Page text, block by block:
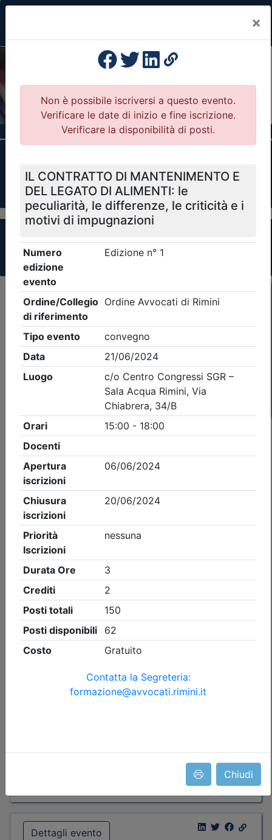
×
Chiudi
Previous
Il portale della formazione per Ordini e
Collegi Professionali
Clicca qui - espandi la sezione dei filtri ricerca
eventi
Criteri di ricerca applicati:
- Tipo Ordine/collegio:Avvocati
Rimini
- Eventi in programma dal
iCal
Dettagli evento
A pagamento
Ordine Avvocati di Rimini
GESTIONE E TRASFERIMENTO DEI
PATRIMONI in una società che evolve
Data:
Tipologia:
convegno
Dettagli evento